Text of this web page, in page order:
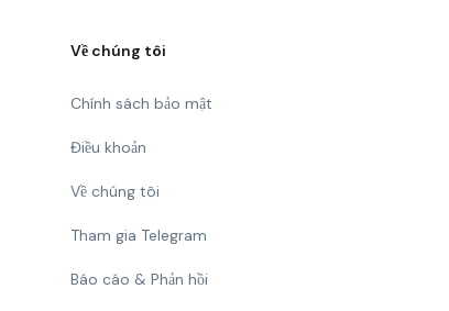
Về chúng tôi
Chính sách bảo mật
Điều khoản
Về chúng tôi
Tham gia Telegram
Báo cáo & Phản hồi